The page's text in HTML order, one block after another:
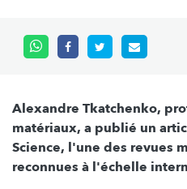
Alexandre Tkatchenko,
matériaux, a publié un
Science, l'une des revues
reconnues à l'échelle